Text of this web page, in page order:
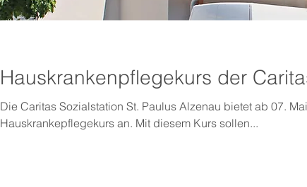
Hauskrankenpflegekurs der
Die Caritas Sozialstation St. Paulus Alzenau bietet ab 07.
Hauskrankepflegekurs an. Mit diesem Kurs sollen...